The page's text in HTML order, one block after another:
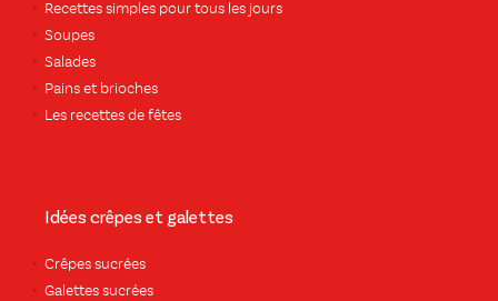
Recettes simples pour tous les jours
Soupes
Salades
Pains et brioches
Les recettes de fêtes
Idées crêpes et galettes
Crêpes sucrées
Galettes sucrées